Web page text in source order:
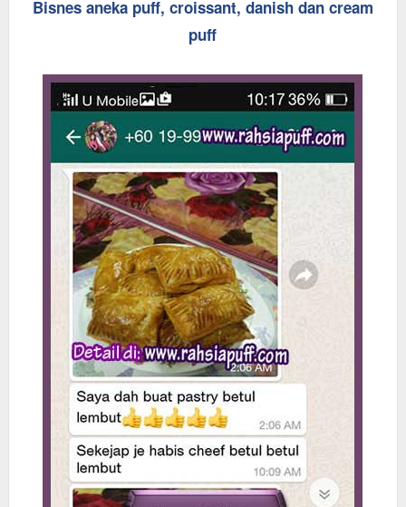
Bisnes aneka puff, croissant, danish dan cream
puff